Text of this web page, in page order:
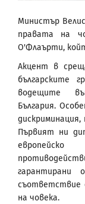
Министър
правата на
О'Флаърти,
Акцент в
българските
водещите
България.
Първият ни
гарантирани
съответствие
на човека.